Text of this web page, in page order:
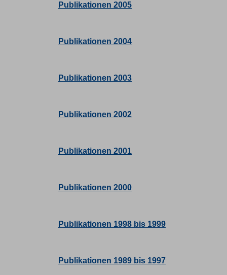
Publikationen 2005
Publikationen 2004
Publikationen 2003
Publikationen 2002
Publikationen 2001
Publikationen 2000
Publikationen 1998 bis 1999
Publikationen 1989 bis 1997